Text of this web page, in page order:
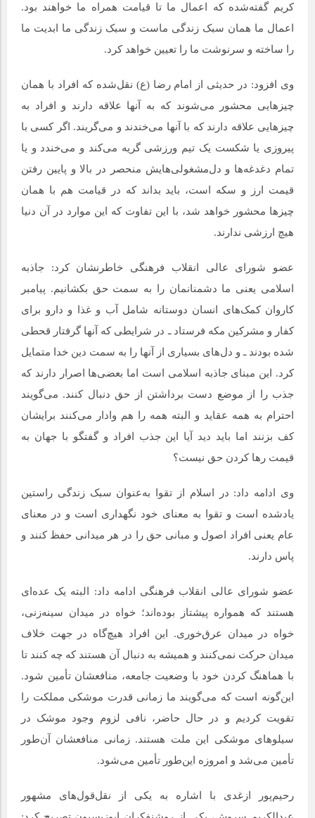
کریم گفته‌شده که اعمال ما تا قیامت همراه ما خواهند بود.
اعمال ما همان سبک زندگی ماست و سبک زندگی ما ابدیت ما
را ساخته و سرنوشت ما را تعیین خواهد کرد.
وی افزود: در حدیثی از امام رضا (ع) نقل‌شده که افراد با همان
چیزهایی محشور می‌شوند که به آنها علاقه دارند و افراد به
چیزهایی علاقه دارند که با آنها می‌خندند و می‌گریند. اگر کسی با
پیروزی یا شکست یک تیم ورزشی گریه می‌کند و می‌خندد و یا
تمام دغدغه‌ها و دل‌مشغولی‌هایش منحصر در بالا و پایین رفتن
قیمت ارز و سکه است، باید بداند که در قیامت هم با همان
چیزها محشور خواهد شد، با این تفاوت که این موارد در آن دنیا
هیچ ارزشی ندارند.
عضو شورای عالی انقلاب فرهنگی خاطرنشان کرد: جاذبه
اسلامی یعنی ما دشمنانمان را به سمت حق بکشانیم. پیامبر
کاروان کمک‌های انسان دوستانه شامل آب و غذا و دارو برای
کفار و مشرکین مکه فرستاد ـ در شرایطی که آنها گرفتار قحطی
شده بودند ـ و دل‌های بسیاری از آنها را به سمت دین خدا متمایل
کرد. این مبنای جاذبه اسلامی است اما بعضی‌ها اصرار دارند که
جذب را از موضع دست برداشتن از حق دنبال کنند. می‌گویند
احترام به همه عقاید و البته همه را هم وادار می‌کنند برایشان
کف بزنند اما باید دید آیا این جذب افراد و گفتگو با جهان به
قیمت رها کردن حق نیست؟
وی ادامه داد: در اسلام از تقوا به‌عنوان سبک زندگی راستین
یادشده است و تقوا به معنای خود نگهداری است و در معنای
عام یعنی افراد اصول و مبانی حق را در هر میدانی حفظ کنند و
پاس دارند.
عضو شورای عالی انقلاب فرهنگی ادامه داد: البته یک عده‌ای
هستند که همواره پیشتاز بوده‌اند؛ خواه در میدان سینه‌زنی،
خواه در میدان عرق‌خوری. این افراد هیچ‌گاه در جهت خلاف
میدان حرکت نمی‌کنند و همیشه به دنبال آن هستند که چه کنند تا
با هماهنگ کردن خود با وضعیت جامعه، منافعشان تأمین شود.
این‌گونه است که می‌گویند ما زمانی قدرت موشکی مملکت را
تقویت کردیم و در حال حاضر، نافی لزوم وجود موشک در
سیلوهای موشکی این ملت هستند. زمانی منافعشان آن‌طور
تأمین می‌شد و امروزه این‌طور تأمین می‌شود.
رحیم‌پور ازغدی با اشاره به یکی از نقل‌قول‌های مشهور